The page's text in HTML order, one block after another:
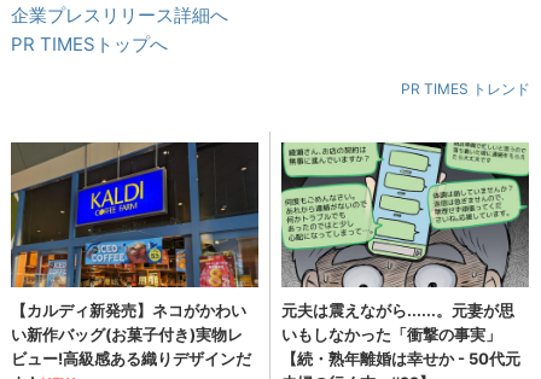
企業プレスリリース詳細へ
PR TIMESトップへ
PR TIMES トレンド